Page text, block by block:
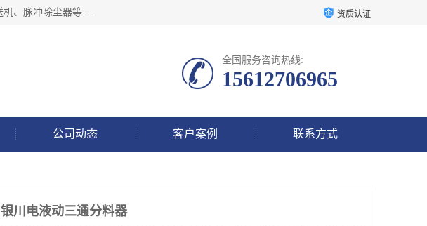
泊头市正康机械设备制造有限公司 I55I2882966 主要产品：袋式除尘器、星型卸料器、布袋除尘器、刮板输送机、脉冲除尘器等产品厂家。公司拥有研发人才和技术专员，有丰厚的物质资源和人力资源，公司结合客户现场使用要求采用计算机辅助制图，并根据客户的需求为之选型，提供有限的设计方案，以满足客户的使用需求。I56I27O6965 资质认证
全国服务咨询热线:
15612706965
公司动态 客户案例 联系方式
银川电液动三通分料器